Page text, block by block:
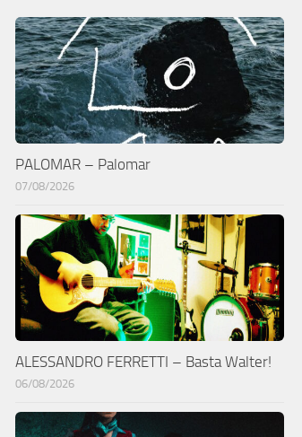
PALOMAR – Palomar
07/08/2026
ALESSANDRO FERRETTI – Basta Walter!
06/08/2026